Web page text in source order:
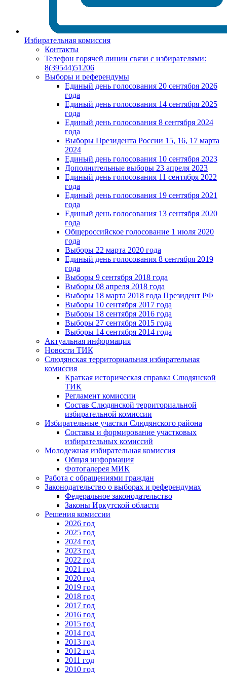
Избирательная комиссия
Контакты
Телефон горячей линии связи с избирателями:
8(39544)51206
Выборы и референдумы
Единый день голосования 20 сентября 2026
года
Единый день голосования 14 сентября 2025
года
Единый день голосования 8 сентября 2024
года
Выборы Президента России 15, 16, 17 марта
2024
Единый день голосования 10 сентября 2023
Дополнительные выборы 23 апреля 2023
Единый день голосования 11 сентября 2022
года
Единый день голосования 19 сентября 2021
года
Единый день голосования 13 сентября 2020
года
Общероссийское голосование 1 июля 2020
года
Выборы 22 марта 2020 года
Единый день голосования 8 сентября 2019
года
Выборы 9 сентября 2018 года
Выборы 08 апреля 2018 года
Выборы 18 марта 2018 года Президент РФ
Выборы 10 сентября 2017 года
Выборы 18 сентября 2016 года
Выборы 27 сентября 2015 года
Выборы 14 сентября 2014 года
Актуальная информация
Новости ТИК
Слюдянская территориальная избирательная
комиссия
Краткая историческая справка Слюдянской
ТИК
Регламент комиссии
Состав Слюдянской территориальной
избирательной комиссии
Избирательные участки Слюдянского района
Составы и формирование участковых
избирательных комиссий
Молодежная избирательная комиссия
Общая информация
Фотогалерея МИК
Работа с обращениями граждан
Законодательство о выборах и референдумах
Федеральное законодательство
Законы Иркутской области
Решения комиссии
2026 год
2025 год
2024 год
2023 год
2022 год
2021 год
2020 год
2019 год
2018 год
2017 год
2016 год
2015 год
2014 год
2013 год
2012 год
2011 год
2010 год